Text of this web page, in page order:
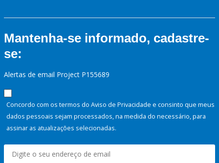
Mantenha-se informado, cadastre-
se:
Alertas de email Project P155689
Concordo com os termos do Aviso de Privacidade e consinto que meus
dados pessoais sejam processados, na medida do necessário, para
assinar as atualizações selecionadas.